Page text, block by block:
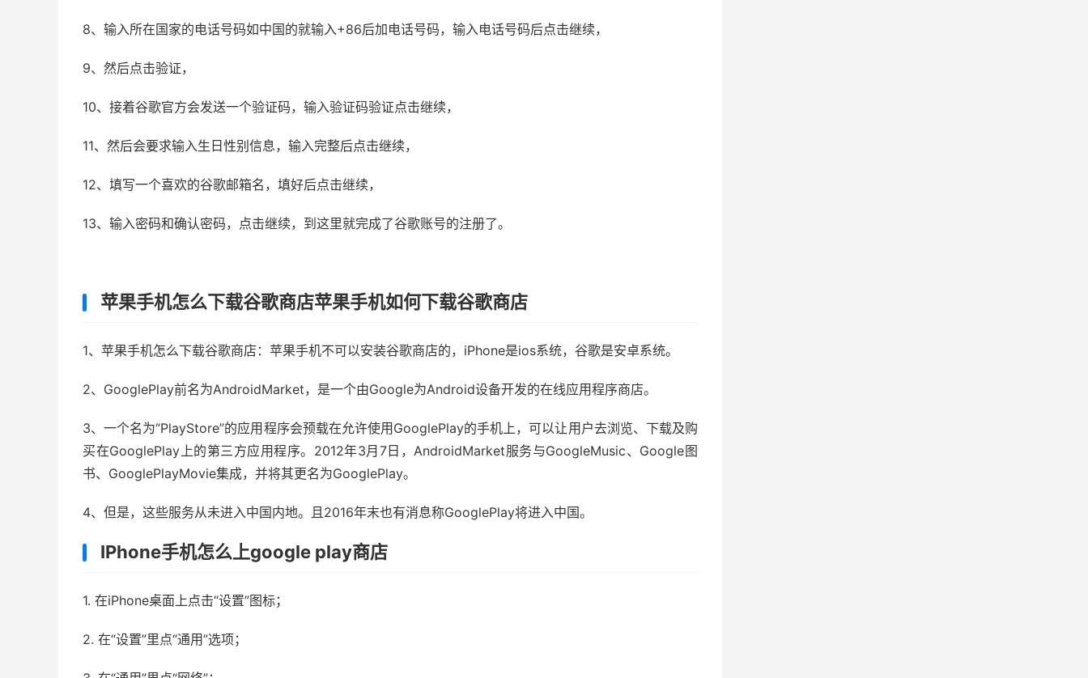
8、输入所在国家的电话号码如中国的就输入+86后加电话号码，输入电话号码后点击继续，
9、然后点击验证，
10、接着谷歌官方会发送一个验证码，输入验证码验证点击继续，
11、然后会要求输入生日性别信息，输入完整后点击继续，
12、填写一个喜欢的谷歌邮箱名，填好后点击继续，
13、输入密码和确认密码，点击继续，到这里就完成了谷歌账号的注册了。
苹果手机怎么下载谷歌商店苹果手机如何下载谷歌商店
1、苹果手机怎么下载谷歌商店：苹果手机不可以安装谷歌商店的，iPhone是ios系统，谷歌是安卓系统。
2、GooglePlay前名为AndroidMarket，是一个由Google为Android设备开发的在线应用程序商店。
3、一个名为“PlayStore”的应用程序会预载在允许使用GooglePlay的手机上，可以让用户去浏览、下载及购
买在GooglePlay上的第三方应用程序。2012年3月7日，AndroidMarket服务与GoogleMusic、Google图
书、GooglePlayMovie集成，并将其更名为GooglePlay。
4、但是，这些服务从未进入中国内地。且2016年末也有消息称GooglePlay将进入中国。
IPhone手机怎么上google play商店
1. 在iPhone桌面上点击“设置”图标；
2. 在“设置”里点“通用”选项；